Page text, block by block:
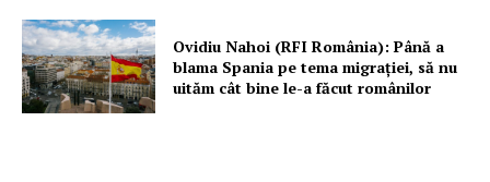
Ovidiu Nahoi (RFI România): Până a
blama Spania pe tema migrației, să nu
uităm cât bine le-a făcut românilor